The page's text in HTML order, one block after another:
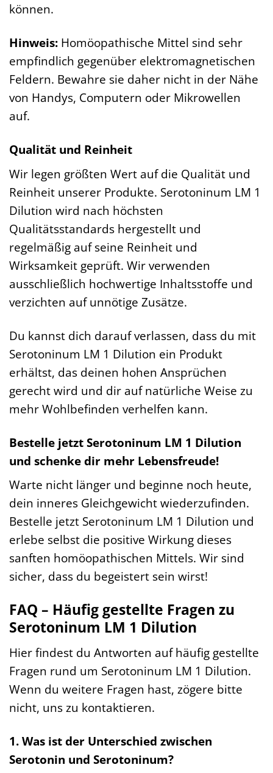
können.
Hinweis: Homöopathische Mittel sind sehr
empfindlich gegenüber elektromagnetischen
Feldern. Bewahre sie daher nicht in der Nähe
von Handys, Computern oder Mikrowellen
auf.
Qualität und Reinheit
Wir legen größten Wert auf die Qualität und
Reinheit unserer Produkte. Serotoninum LM 1
Dilution wird nach höchsten
Qualitätsstandards hergestellt und
regelmäßig auf seine Reinheit und
Wirksamkeit geprüft. Wir verwenden
ausschließlich hochwertige Inhaltsstoffe und
verzichten auf unnötige Zusätze.
Du kannst dich darauf verlassen, dass du mit
Serotoninum LM 1 Dilution ein Produkt
erhältst, das deinen hohen Ansprüchen
gerecht wird und dir auf natürliche Weise zu
mehr Wohlbefinden verhelfen kann.
Bestelle jetzt Serotoninum LM 1 Dilution
und schenke dir mehr Lebensfreude!
Warte nicht länger und beginne noch heute,
dein inneres Gleichgewicht wiederzufinden.
Bestelle jetzt Serotoninum LM 1 Dilution und
erlebe selbst die positive Wirkung dieses
sanften homöopathischen Mittels. Wir sind
sicher, dass du begeistert sein wirst!
FAQ – Häufig gestellte Fragen zu
Serotoninum LM 1 Dilution
Hier findest du Antworten auf häufig gestellte
Fragen rund um Serotoninum LM 1 Dilution.
Wenn du weitere Fragen hast, zögere bitte
nicht, uns zu kontaktieren.
1. Was ist der Unterschied zwischen
Serotonin und Serotoninum?